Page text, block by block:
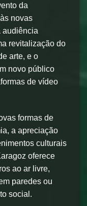
da
novas
audiência
revitalização do
arte, e o
novo público
de vídeo
formas de
a apreciação
culturais
oferece
ao ar livre,
paredes ou
social.